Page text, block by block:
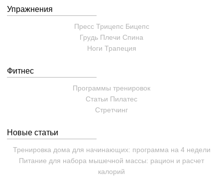
Упражнения
Пресс Трицепс Бицепс
Грудь Плечи Спина
Ноги Трапеция
Фитнес
Программы тренировок
Статьи Пилатес
Cтретчинг
Новые статьи
Тренировка дома для начинающих: программа на 4 недели
Питание для набора мышечной массы: рацион и расчет
калорий